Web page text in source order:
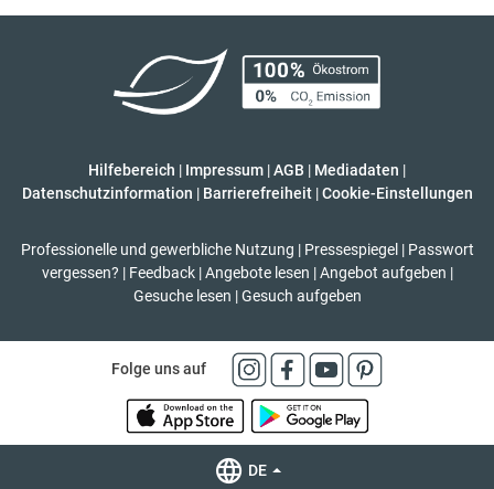
Hilfebereich | Impressum |AGB | Mediadaten |
Datenschutzinformation | Barrierefreiheit | Cookie-Einstellungen
Professionelle und gewerbliche Nutzung | Pressespiegel | Passwort
vergessen? | Feedback | Angebote lesen | Angebot aufgeben |
Gesuche lesen | Gesuch aufgeben
Folge uns auf
DE